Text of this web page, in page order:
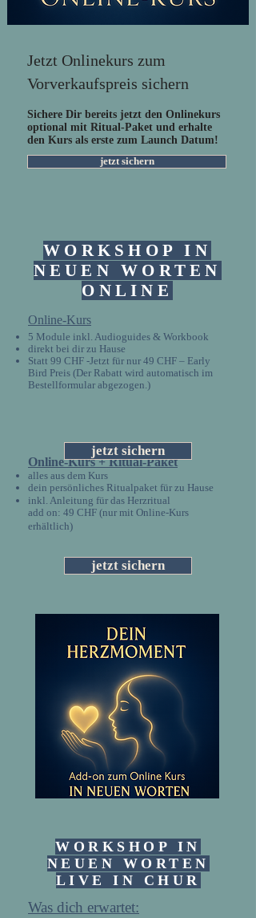
Jetzt Onlinekurs zum
Vorverkaufspreis sichern
Sichere Dir bereits jetzt den Onlinekurs
optional mit Ritual-Paket und erhalte
den Kurs als erste zum Launch Datum!
jetzt sichern
WORKSHOP IN
NEUEN WORTEN
ONLINE
Online-Kurs
5 Module inkl. Audioguides & Workbook
direkt bei dir zu Hause
Statt 99 CHF -Jetzt für nur 49 CHF – Early
Bird Preis (Der Rabatt wird automatisch im
Bestellformular abgezogen.)
Online-Kurs + Ritual-Paket
alles aus dem Kurs
dein persönliches Ritualpaket für zu Hause
inkl. Anleitung für das Herzritual
add on: 49 CHF (nur mit Online-Kurs
erhältlich)
jetzt sichern
jetzt sichern
WORKSHOP IN
NEUEN WORTEN
LIVE IN CHUR
Was dich erwartet: